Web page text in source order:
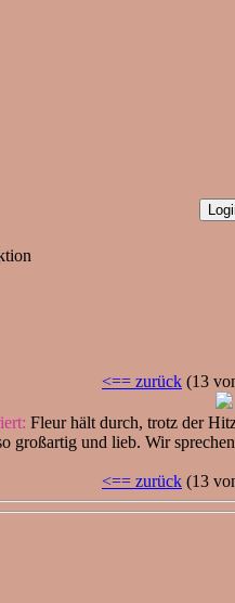
<== zurück (13
Fleur hält durch, trotz der
großartig und lieb. Wir
<== zurück (13